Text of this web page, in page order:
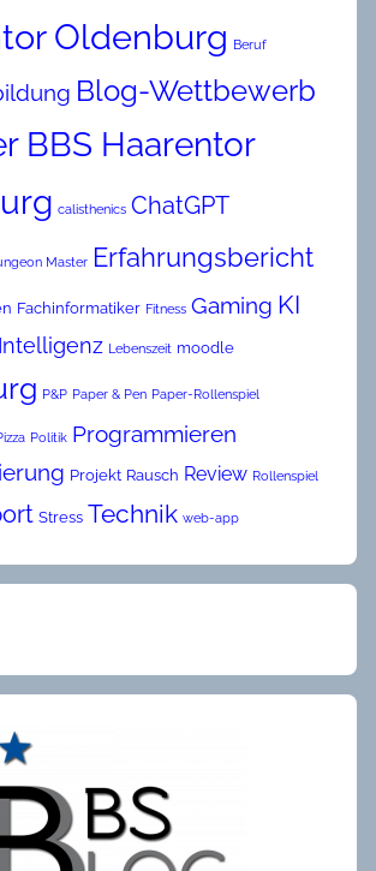
Oldenburg Beruf
Blog-Wettbewerb
BBS Haarentor
calisthenics ChatGPT
Master Erfahrungsbericht
Fachinformatiker Fitness Gaming KI
Lebenszeit moodle
P&P Paper & Pen Paper-Rollenspiel
Politik Programmieren
Projekt Rausch Review Rollenspiel
Stress Technik web-app